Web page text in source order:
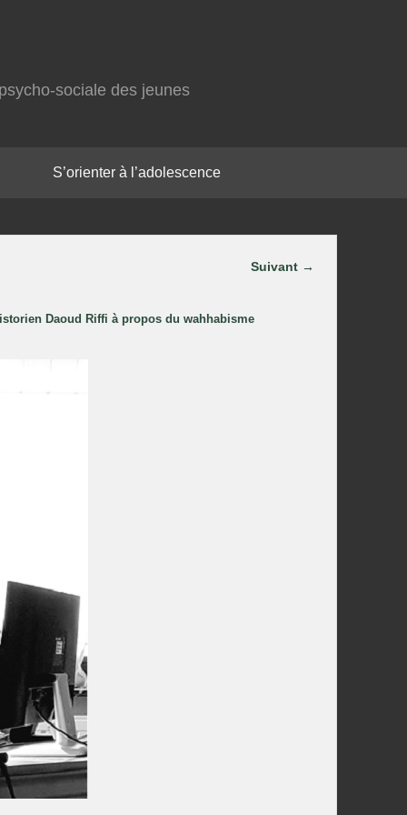
sociale des jeunes
S’orienter à l’adolescence
Parcourir
Suivant →
Daoud Riffi à propos du wahhabisme